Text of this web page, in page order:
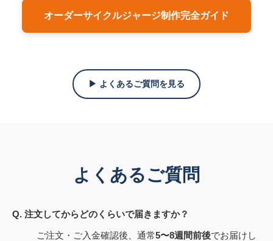
オーダーサイクルジャージ制作完全ガイド
▶ よくあるご質問を見る
よくあるご質問
Q. 注文してからどのくらいで届きますか？
ご注文・ご入金確認後、通常5〜8週間前後でお届けし